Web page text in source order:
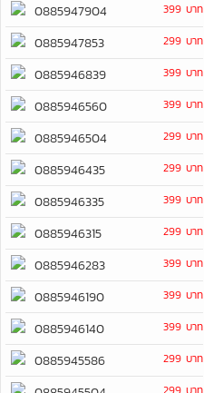
0885947904 399 บาท
0885947853 299 บาท
0885946839 399 บาท
0885946560 399 บาท
0885946504 299 บาท
0885946435 299 บาท
0885946335 399 บาท
0885946315 299 บาท
0885946283 399 บาท
0885946190 399 บาท
0885946140 399 บาท
0885945586 299 บาท